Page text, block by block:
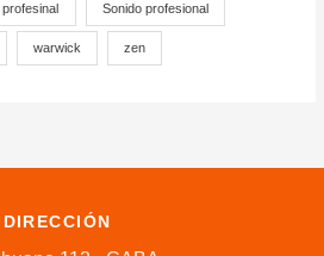
Sonido profesional
warwick zen
DIRECCIÓN